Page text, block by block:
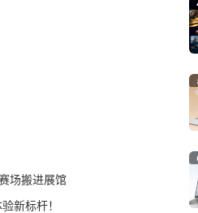
场搬进展馆
新标杆！